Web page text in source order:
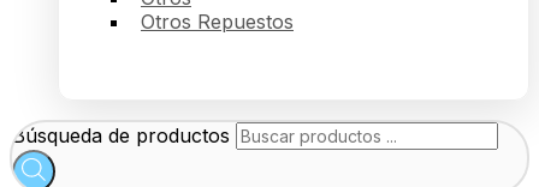
Otros Repuestos
Búsqueda de productos